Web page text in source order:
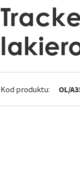
Kod produktu: OL/